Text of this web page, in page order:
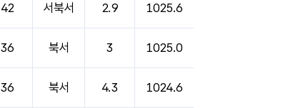
42 서북서 2.9 1025.6
36 북서 3 1025.0
36 북서 4.3 1024.6